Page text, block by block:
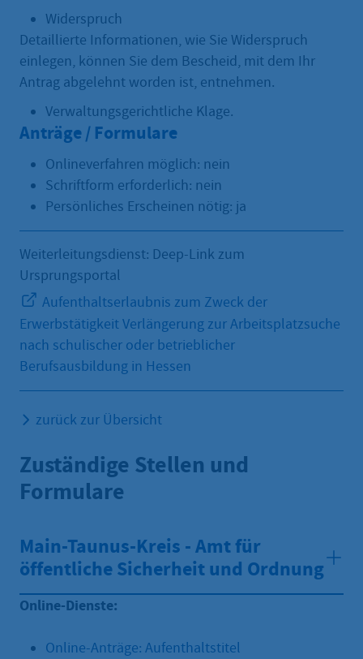
Widerspruch
Detaillierte Informationen, wie Sie Widerspruch
einlegen, können Sie dem Bescheid, mit dem Ihr
Antrag abgelehnt worden ist, entnehmen.
Verwaltungsgerichtliche Klage.
Anträge / Formulare
Onlineverfahren möglich: nein
Schriftform erforderlich: nein
Persönliches Erscheinen nötig: ja
Weiterleitungsdienst: Deep-Link zum
Ursprungsportal
Aufenthaltserlaubnis zum Zweck der
Erwerbstätigkeit Verlängerung zur Arbeitsplatzsuche
nach schulischer oder betrieblicher
Berufsausbildung in Hessen
zurück zur Übersicht
Zuständige Stellen und
Formulare
Main-Taunus-Kreis - Amt für
öffentliche Sicherheit und Ordnung
Online-Dienste:
Online-Anträge: Aufenthaltstitel